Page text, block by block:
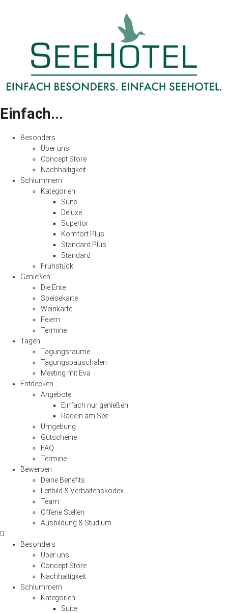
Einfach...
Besonders
Über uns
Concept Store
Nachhaltigkeit
Schlummern
Kategorien
Suite
Deluxe
Superior
Komfort Plus
Standard Plus
Standard
Frühstück
Genießen
Die Ente
Speisekarte
Weinkarte
Feiern
Termine
Tagen
Tagungsräume
Tagungspauschalen
Meeting mit Eva
Entdecken
Angebote
Einfach nur genießen
Radeln am See
Umgebung
Gutscheine
FAQ
Termine
Bewerben
Deine Benefits
Leitbild & Verhaltenskodex
Team
Offene Stellen
Ausbildung & Studium
Besonders
Über uns
Concept Store
Nachhaltigkeit
Schlummern
Kategorien
Suite